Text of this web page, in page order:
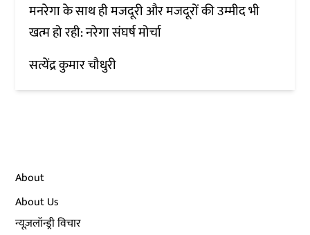
मनरेगा के साथ ही मजदूरी और मजदूरों की उम्मीद भी
खत्म हो रही: नरेगा संघर्ष मोर्चा
सत्येंद्र कुमार चौधुरी
About
About Us
न्यूज़लॉन्ड्री विचार